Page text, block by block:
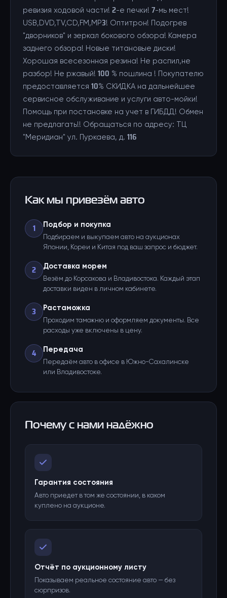
ревизия ходовой части! 2-е печки! 7-мь мест!
USB,DVD,TV,CD,FM,MP3! Оптитрон! Подогрев
"дворников" и зеркал бокового обзора! Камера
заднего обзора! Новые титановые диски!
Хорошая всесезонная резина! Не распил,не
разбор! Не ржавый! 100 % пошлина ! Покупателю
предоставляется 10% СКИДКА на дальнейшее
сервисное обслуживание и услуги авто-мойки!
Помощь при постановке на учет в ГИБДД! Обмен
не предлагать!! Обращаться по адресу: ТЦ
"Меридиан" ул. Пуркаева, д. 116
Как мы привезём авто
1 Подбор и покупка
Подбираем и выкупаем авто на аукционах
Японии, Кореи и Китая под ваш запрос и бюджет.
2 Доставка морем
Везём до Корсакова и Владивостока. Каждый этап
доставки виден в личном кабинете.
3 Растаможка
Проходим таможню и оформляем документы. Все
расходы уже включены в цену.
4 Передача
Передаём авто в офисе в Южно-Сахалинске
или Владивостоке.
Почему с нами надёжно
Гарантия состояния
Авто приедет в том же состоянии, в каком
куплено на аукционе.
Отчёт по аукционному листу
Показываем реальное состояние авто — без
сюрпризов.